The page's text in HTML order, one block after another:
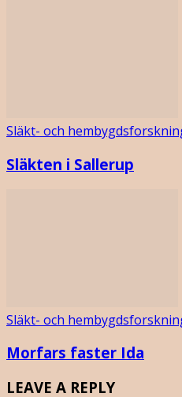
Släkt- och
Släkten i Sallerup
Släkt- och
Morfars faster Ida
LEAVE A REPLY